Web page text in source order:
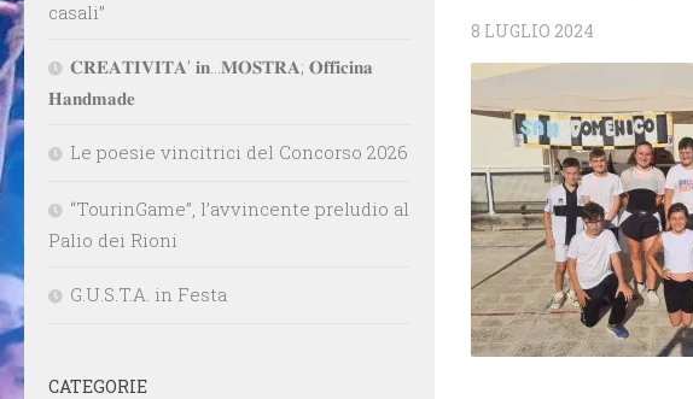
8 LUGLIO 2024
casali”
𝐂𝐑𝐄𝐀𝐓𝐈𝐕𝐈𝐓𝐀’ 𝐢𝐧…𝐌𝐎𝐒𝐓𝐑𝐀; 𝐎𝐟𝐟𝐢𝐜𝐢𝐧𝐚
𝐇𝐚𝐧𝐝𝐦𝐚𝐝𝐞
Le poesie vincitrici del Concorso 2026
“TourinGame”, l’avvincente preludio al
Palio dei Rioni
G.U.S.T.A. in Festa
CATEGORIE